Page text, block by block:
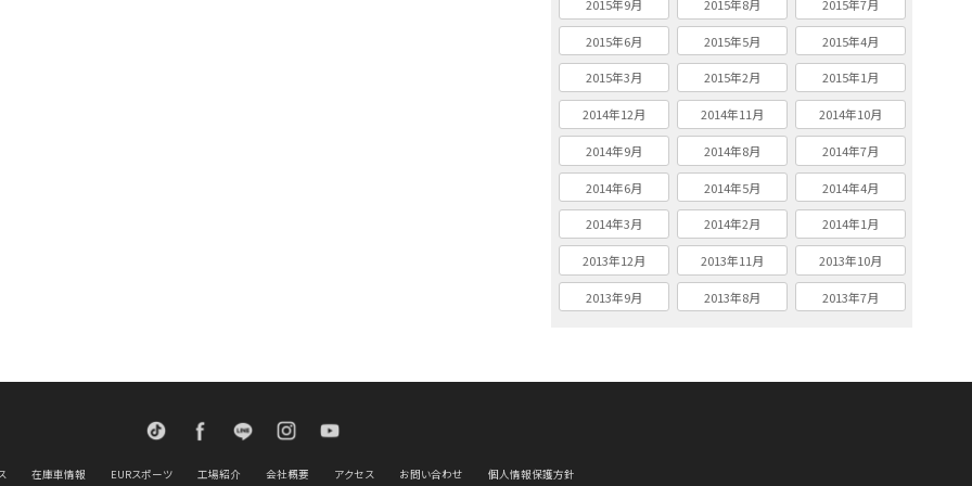
2015年9月 2015年8月 2015年7月
2015年6月 2015年5月 2015年4月
2015年3月 2015年2月 2015年1月
2014年12月 2014年11月 2014年10月
2014年9月 2014年8月 2014年7月
2014年6月 2014年5月 2014年4月
2014年3月 2014年2月 2014年1月
2013年12月 2013年11月 2013年10月
2013年9月 2013年8月 2013年7月
TikTok FacebookLINE
在庫車情報 EURスポーツ 工場紹介 会社概要 アクセス お問い合わせ 個人情報保護方針